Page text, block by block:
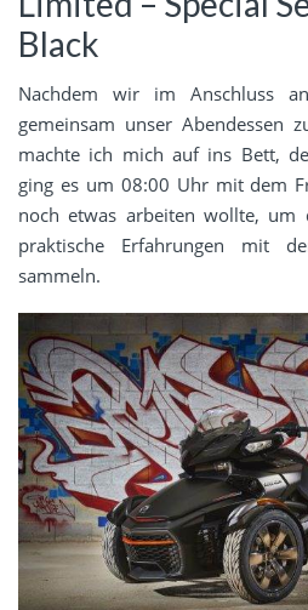
Black
Nachdem wir im Anschluss
gemeinsam unser Abendessen
machte ich mich auf ins Bett,
ging es um 08:00 Uhr mit dem
noch etwas arbeiten wollte,
praktische Erfahrungen mit
sammeln.